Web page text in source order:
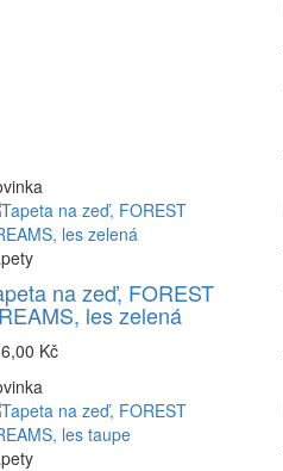
na zeď, FOREST
les zelená
Kč